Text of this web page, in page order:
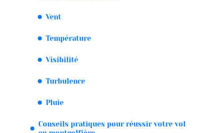
Vent
Température
Visibilité
Turbulence
Pluie
Conseils pratiques pour réussir votre vol